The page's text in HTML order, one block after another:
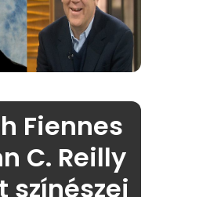
Fiennes
C. Reilly
színészei